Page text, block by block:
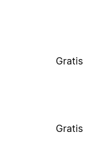
Gratis
Gratis